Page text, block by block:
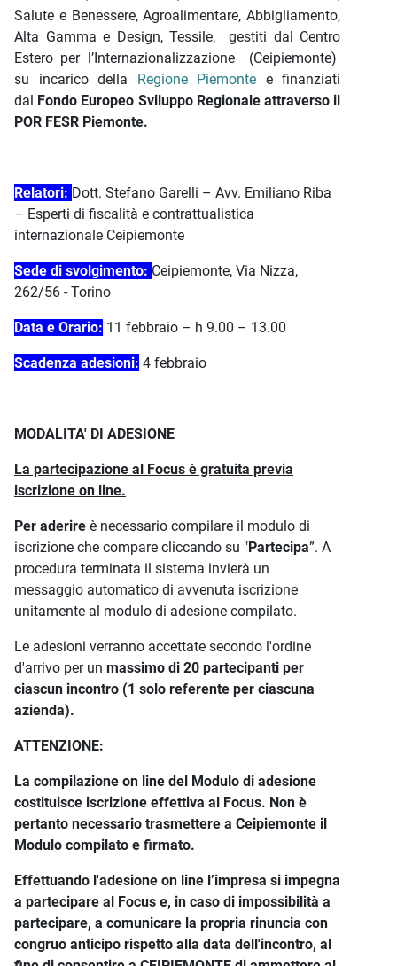
Salute e Benessere, Agroalimentare, Abbigliamento,
Alta Gamma e Design, Tessile, gestiti dal Centro
Estero per l’Internazionalizzazione (Ceipiemonte)
su incarico della
Regione Piemonte e finanziati
dal
Fondo Europeo Sviluppo Regionale attraverso il
POR FESR Piemonte.
Relatori: Dott. Stefano Garelli – Avv. Emiliano Riba
– Esperti di fiscalità e contrattualistica
internazionale Ceipiemonte
Sede di svolgimento: Ceipiemonte, Via Nizza,
262/56 - Torino
Data e Orario: 11 febbraio – h 9.00 – 13.00
Scadenza adesioni: 4 febbraio
MODALITA' DI ADESIONE
La partecipazione al Focus è gratuita previa
iscrizione on line.
Per aderire è necessario compilare il modulo di
iscrizione che compare cliccando su "Partecipa”. A
procedura terminata il sistema invierà un
messaggio automatico di avvenuta iscrizione
unitamente al modulo di adesione compilato.
Le adesioni verranno accettate secondo l'ordine
d'arrivo per un massimo di 20 partecipanti per
ciascun incontro (1 solo referente per ciascuna
azienda).
ATTENZIONE:
La compilazione on line del Modulo di adesione
costituisce iscrizione effettiva al Focus. Non è
pertanto necessario trasmettere a Ceipiemonte il
Modulo compilato e firmato.
Effettuando l'adesione on line l ’impresa si impegna
a partecipare al Focus e, in caso di impossibilità a
partecipare, a comunicare la propria rinuncia con
congruo anticipo rispetto alla data dell'incontro, al